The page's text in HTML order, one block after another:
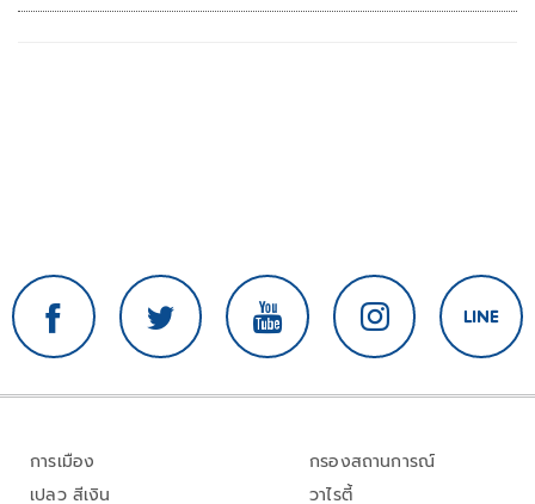
การเมือง
เปลว สีเงิน
กรองสถานการณ์
วาไรตี้